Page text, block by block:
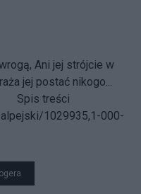
Ani jej strójcie w
jej postać nikogo...
1029935,1-000-